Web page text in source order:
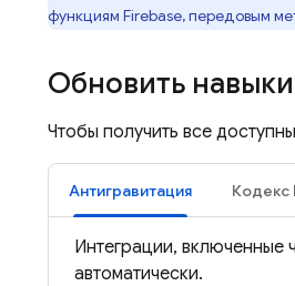
функциям Firebase, передовым
Обновить
Чтобы получить все
Антигравитация Кодекс
Интеграции, включенные
автоматически.